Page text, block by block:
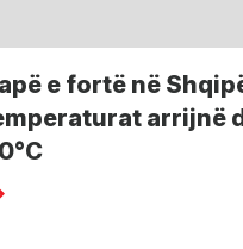
e fortë në
arrijnë